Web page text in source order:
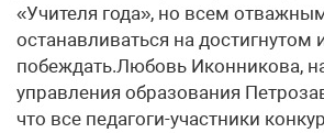
«Учителя года», но всем
останавливаться на достигнутом
побеждать.Любовь Иконникова,
управления образования
что все педагоги-участники